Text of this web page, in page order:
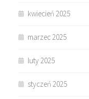
kwiecień 2025
marzec 2025
luty 2025
styczeń 2025